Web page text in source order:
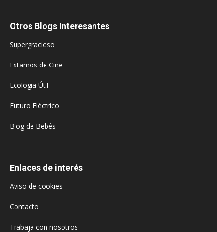
Otros Blogs Interesantes
Supergracioso
Estamos de Cine
Ecología Útil
Futuro Eléctrico
Blog de Bebés
Enlaces de interés
Aviso de cookies
Contacto
Trabaja con nosotros